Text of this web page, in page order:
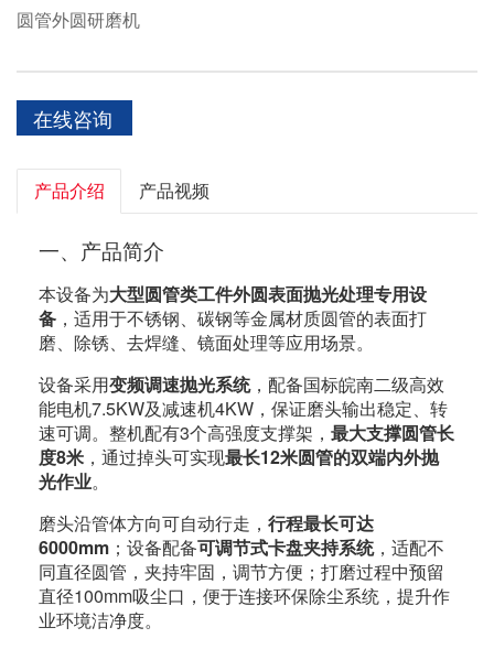
圆管外圆研磨机
在线咨询
产品介绍 产品视频
一、产品简介
本设备为大型圆管类工件外圆表面抛光处理专用设
备 ，适用于不锈钢、碳钢等金属材质圆管的表面打
磨、除锈、去焊缝、镜面处理等应用场景。
设备采用变频调速抛光系统，配备国标皖南二级高效
能电机7.5KW及减速机4KW，保证磨头输出稳定、转
速可调。整机配有3个高强度支撑架， 最大支撑圆管长
度8米 ，通过掉头可实现最长12米圆管的双端内外抛
光作业。
磨头沿管体方向可自动行走， 行程最长可达
6000mm ；设备配备可调节式卡盘夹持系统，适配不
同直径圆管，夹持牢固，调节方便；打磨过程中预留
直径100mm吸尘口，便于连接环保除尘系统，提升作
业环境洁净度。